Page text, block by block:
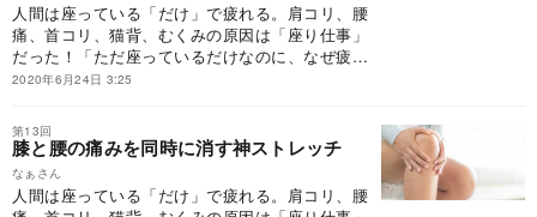
人間は座っている「だけ」で疲れる。肩コリ、腰
痛、首コリ、猫背、むくみの原因は「座り仕事」
だった！「ただ座っているだけなのに、なぜ疲れ
てしまうのか」。その答えはシンプルで明快。
流が悪くなり、コリが生まれる」から。硬くなっ
た筋肉を徹底的にほぐし、コリをとる。それには
ストレッチしかない。
2020年6月24日 3:25
第13回
膝と腰の痛みを同時に消す神ストレッチ
なぁさん
人間は座っている「だけ」で疲れる。肩コリ、腰